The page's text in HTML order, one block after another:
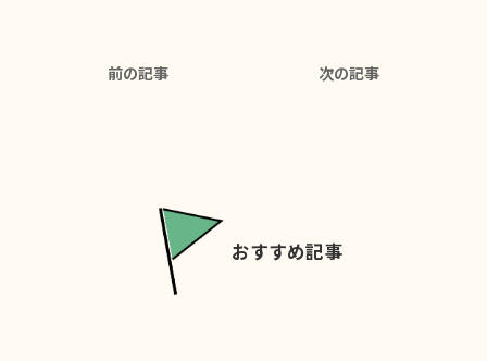
前の記事 次の記事
おすすめ記事